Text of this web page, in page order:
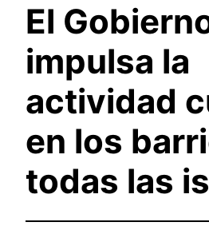
El
impulsa la
actividad
en los
todas las